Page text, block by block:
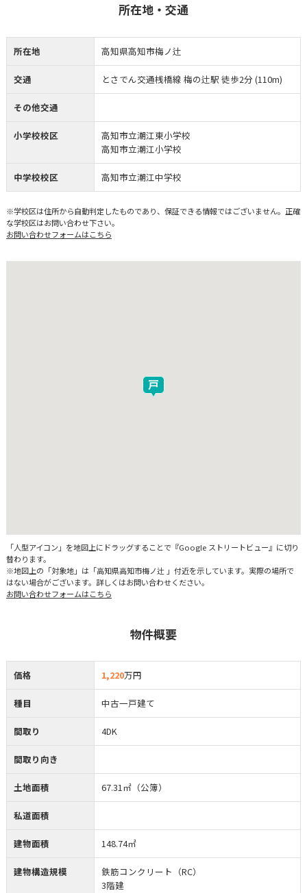
所在地・交通
所在地 高知県高知市梅ノ辻
交通 とさでん交通桟橋線 梅の辻駅 徒歩2分 (110m)
その他交通
小学校校区
高知市立潮江東小学校
高知市立潮江小学校
中学校校区 高知市立潮江中学校
※学校区は住所から自動判定したものであり、保証できる情報ではございません。正確
な学校区はお問い合わせ下さい。
お問い合わせフォームはこちら
「人型アイコン」を地図上にドラッグすることで『Google ストリートビュー』に切り
替わります。
※地図上の「対象地」は「高知県高知市梅ノ辻 」付近を示しています。実際の場所で
はない場合がございます。詳しくはお問い合わせください。
お問い合わせフォームはこちら
物件概要
価格 1,220万円
種目 中古一戸建て
間取り 4DK
間取り向き
土地面積 67.31㎡（公簿）
私道面積
建物面積 148.74㎡
建物構造規模
鉄筋コンクリート（RC）
3階建